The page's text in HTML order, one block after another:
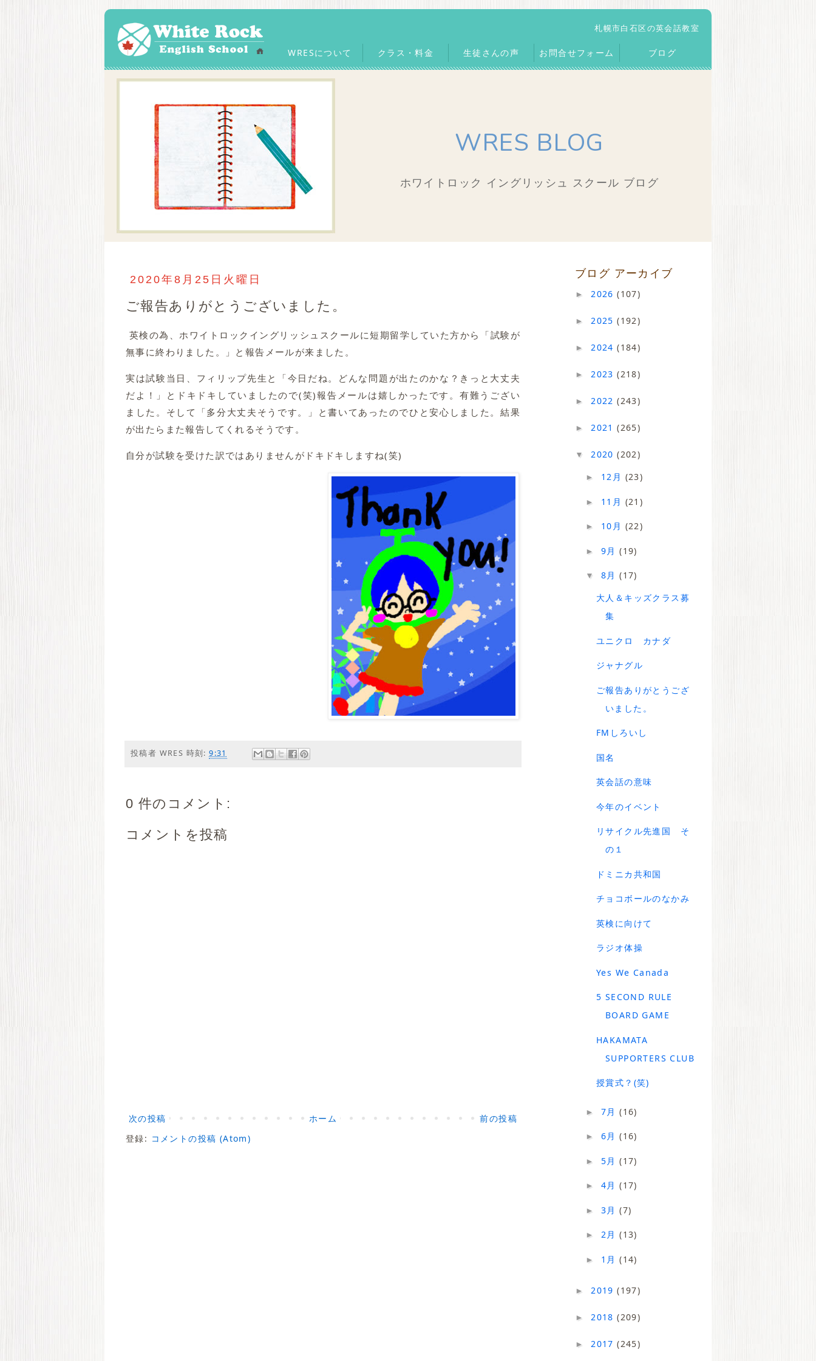
札幌市白石区の英会話教室
WRESについて クラス・料金 生徒さんの声 お問合せフォーム ブログ
WRES BLOG
ホワイトロック イングリッシュ スクール ブログ
2020年8月25日火曜日
ご報告ありがとうございました。
英検の為、ホワイトロックイングリッシュスクールに短期留学していた方から「試験が
無事に終わりました。」と報告メールが来ました。
実は試験当日、フィリップ先生と「今日だね。どんな問題が出たのかな？きっと大丈夫
だよ！」とドキドキしていましたので(笑)報告メールは嬉しかったです。有難うござい
ました。そして「多分大丈夫そうです。」と書いてあったのでひと安心しました。結果
が出たらまた報告してくれるそうです。
自分が試験を受けた訳ではありませんがドキドキしますね(笑)
投稿者 WRES 時刻:9:31
0 件のコメント:
コメントを投稿
次の投稿 前の投稿
ホーム
登録: コメントの投稿 (Atom)
ブログ アーカイブ
► 2026(107)
► 2025(192)
► 2024(184)
► 2023(218)
► 2022(243)
► 2021(265)
▼ 2020(202)
► 12月 (23)
► 11月 (21)
► 10月 (22)
► 9月(19)
▼ 8月(17)
大人＆キッズクラス募
集
ユニクロ カナダ
ジャナグル
ご報告ありがとうござ
いました。
FMしろいし
国名
英会話の意味
今年のイベント
リサイクル先進国 そ
の１
ドミニカ共和国
チョコボールのなかみ
英検に向けて
ラジオ体操
Yes We Canada
5 SECOND RULE
BOARD GAME
HAKAMATA
SUPPORTERS CLUB
授賞式？(笑)
► 7月(16)
► 6月(16)
► 5月(17)
► 4月(17)
► 3月(7)
► 2月(13)
► 1月(14)
► 2019(197)
► 2018(209)
► 2017(245)